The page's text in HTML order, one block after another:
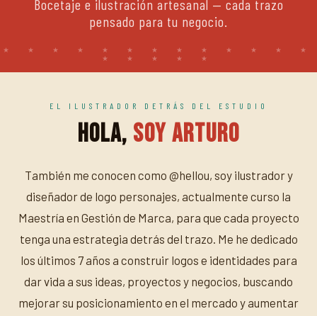
Bocetaje e ilustración artesanal — cada trazo
pensado para tu negocio.
EL ILUSTRADOR DETRÁS DEL ESTUDIO
Hola, soy Arturo
También me conocen como @hellou, soy ilustrador y
diseñador de logo personajes, actualmente curso la
Maestría en Gestión de Marca, para que cada proyecto
tenga una estrategia detrás del trazo. Me he dedicado
los últimos 7 años a construir logos e identidades para
dar vida a sus ideas, proyectos y negocios, buscando
mejorar su posicionamiento en el mercado y aumentar